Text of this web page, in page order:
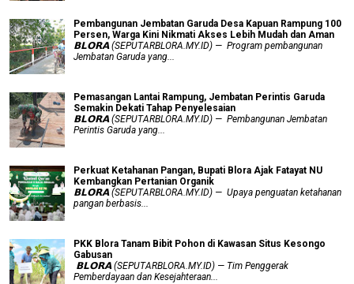
Pembangunan Jembatan Garuda Desa Kapuan Rampung 100
Persen, Warga Kini Nikmati Akses Lebih Mudah dan Aman
𝗕𝗟𝗢𝗥𝗔 (SEPUTARBLORA.MY.ID) — Program pembangunan
Jembatan Garuda yang...
Pemasangan Lantai Rampung, Jembatan Perintis Garuda
Semakin Dekati Tahap Penyelesaian
𝗕𝗟𝗢𝗥𝗔 (SEPUTARBLORA.MY.ID) — Pembangunan Jembatan
Perintis Garuda yang...
​Perkuat Ketahanan Pangan, Bupati Blora Ajak Fatayat NU
Kembangkan Pertanian Organik
𝗕𝗟𝗢𝗥𝗔 (SEPUTARBLORA.MY.ID) — Upaya penguatan ketahanan
pangan berbasis...
PKK Blora Tanam Bibit Pohon di Kawasan Situs Kesongo
Gabusan
‎ 𝗕𝗟𝗢𝗥𝗔 (SEPUTARBLORA.MY.ID) — Tim Penggerak
Pemberdayaan dan Kesejahteraan...